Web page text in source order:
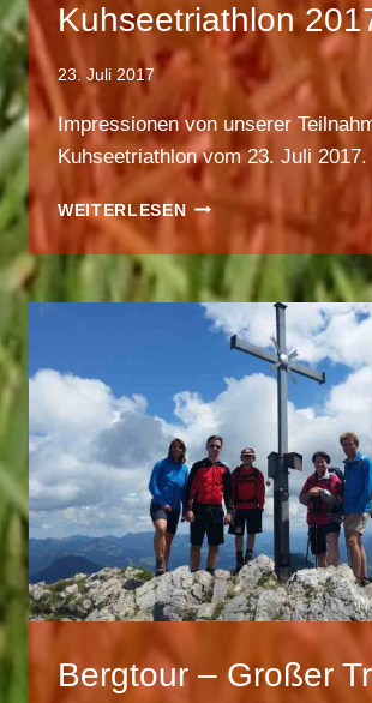
Kuhseetriathlon
23. Juli 2017
Impressionen von unserer
Kuhseetriathlon vom 23. Juli 2017.
WEITERLESENKUHSEETRIATHLON
2017
Bergtour – Großer